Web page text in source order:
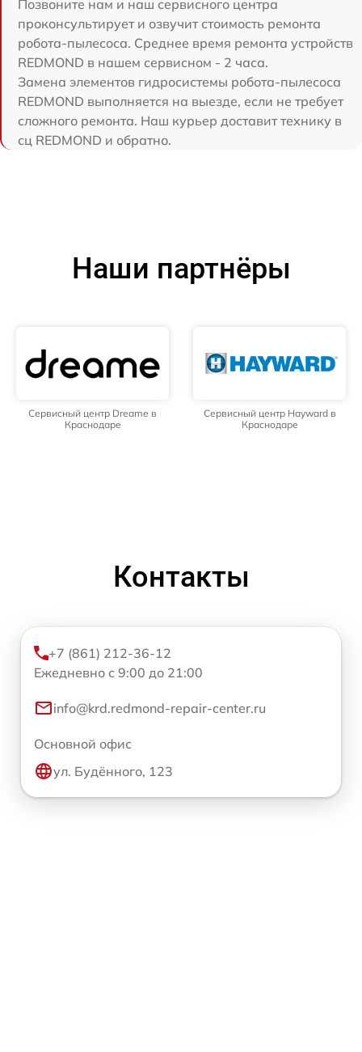
Позвоните нам и наш сервисного центра
проконсультирует и озвучит стоимость ремонта
робота-пылесоса. Среднее время ремонта устройств
REDMOND в нашем сервисном - 2 часа.
Замена элементов гидросистемы робота-пылесоса
REDMOND выполняется на выезде, если не требует
сложного ремонта. Наш курьер доставит технику в
сц REDMOND и обратно.
Наши партнёры
Сервисный центр Dreame в
Краснодаре
Сервисный центр Hayward в
Краснодаре
Контакты
+7 (861) 212-36-12
Ежедневно с 9:00 до 21:00
info@krd.redmond-repair-center.ru
Основной офис
ул. Будённого, 123